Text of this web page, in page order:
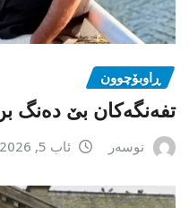
ڕاوبۆچوون
تفەنگەکان بێ دەنگ
نوسەر ئاب 5, 2026